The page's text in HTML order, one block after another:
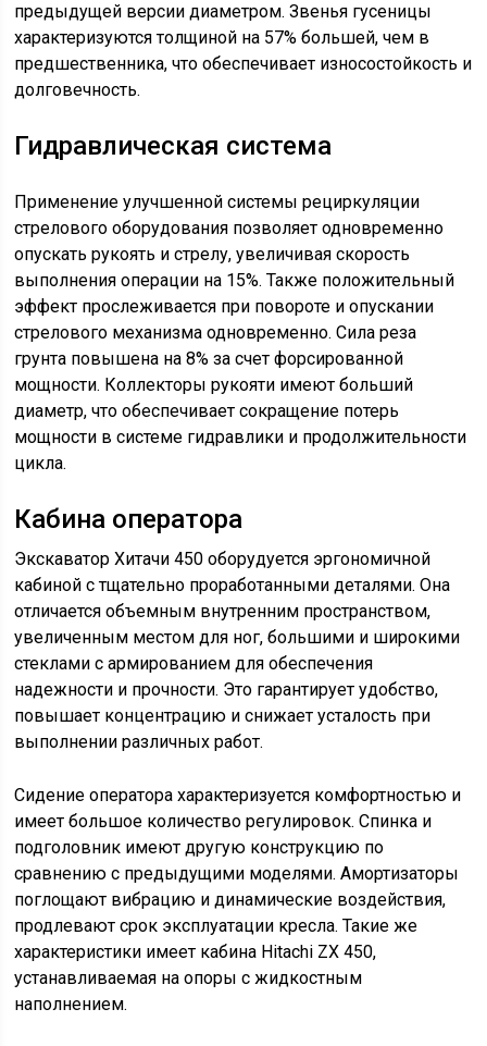
предыдущей версии диаметром. Звенья гусеницы
характеризуются толщиной на 57% большей, чем в
предшественника, что обеспечивает износостойкость и
долговечность.
Гидравлическая система
Применение улучшенной системы рециркуляции
стрелового оборудования позволяет одновременно
опускать рукоять и стрелу, увеличивая скорость
выполнения операции на 15%. Также положительный
эффект прослеживается при повороте и опускании
стрелового механизма одновременно. Сила реза
грунта повышена на 8% за счет форсированной
мощности. Коллекторы рукояти имеют больший
диаметр, что обеспечивает сокращение потерь
мощности в системе гидравлики и продолжительности
цикла.
Кабина оператора
Экскаватор Хитачи 450 оборудуется эргономичной
кабиной с тщательно проработанными деталями. Она
отличается объемным внутренним пространством,
увеличенным местом для ног, большими и широкими
стеклами с армированием для обеспечения
надежности и прочности. Это гарантирует удобство,
повышает концентрацию и снижает усталость при
выполнении различных работ.
Сидение оператора характеризуется комфортностью и
имеет большое количество регулировок. Спинка и
подголовник имеют другую конструкцию по
сравнению с предыдущими моделями. Амортизаторы
поглощают вибрацию и динамические воздействия,
продлевают срок эксплуатации кресла. Такие же
характеристики имеет кабина Hitachi ZX 450,
устанавливаемая на опоры с жидкостным
наполнением.